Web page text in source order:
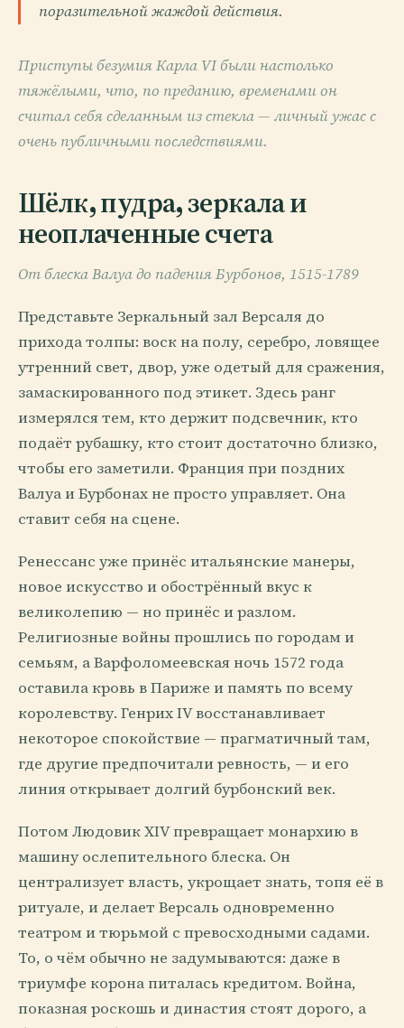
поразительной жаждой действия.
Приступы безумия Карла VI были настолько
тяжёлыми, что, по преданию, временами он
считал себя сделанным из стекла — личный ужас с
очень публичными последствиями.
Шёлк, пудра, зеркала и
неоплаченные счета
От блеска Валуа до падения Бурбонов, 1515-1789
Представьте Зеркальный зал Версаля до
прихода толпы: воск на полу, серебро, ловящее
утренний свет, двор, уже одетый для сражения,
замаскированного под этикет. Здесь ранг
измерялся тем, кто держит подсвечник, кто
подаёт рубашку, кто стоит достаточно близко,
чтобы его заметили. Франция при поздних
Валуа и Бурбонах не просто управляет. Она
ставит себя на сцене.
Ренессанс уже принёс итальянские манеры,
новое искусство и обострённый вкус к
великолепию — но принёс и разлом.
Религиозные войны прошлись по городам и
семьям, а Варфоломеевская ночь 1572 года
оставила кровь в Париже и память по всему
королевству. Генрих IV восстанавливает
некоторое спокойствие — прагматичный там,
где другие предпочитали ревность, — и его
линия открывает долгий бурбонский век.
Потом Людовик XIV превращает монархию в
машину ослепительного блеска. Он
централизует власть, укрощает знать, топя её в
ритуале, и делает Версаль одновременно
театром и тюрьмой с превосходными садами.
То, о чём обычно не задумываются: даже в
триумфе корона питалась кредитом. Война,
показная роскошь и династия стоят дорого, а